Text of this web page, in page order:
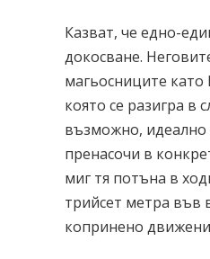
Казват, че едно-
докосване.
магьосниците като
която се разигра в
възможно, идеално
пренасочи в
миг тя потъна в
трийсет метра във
копринено